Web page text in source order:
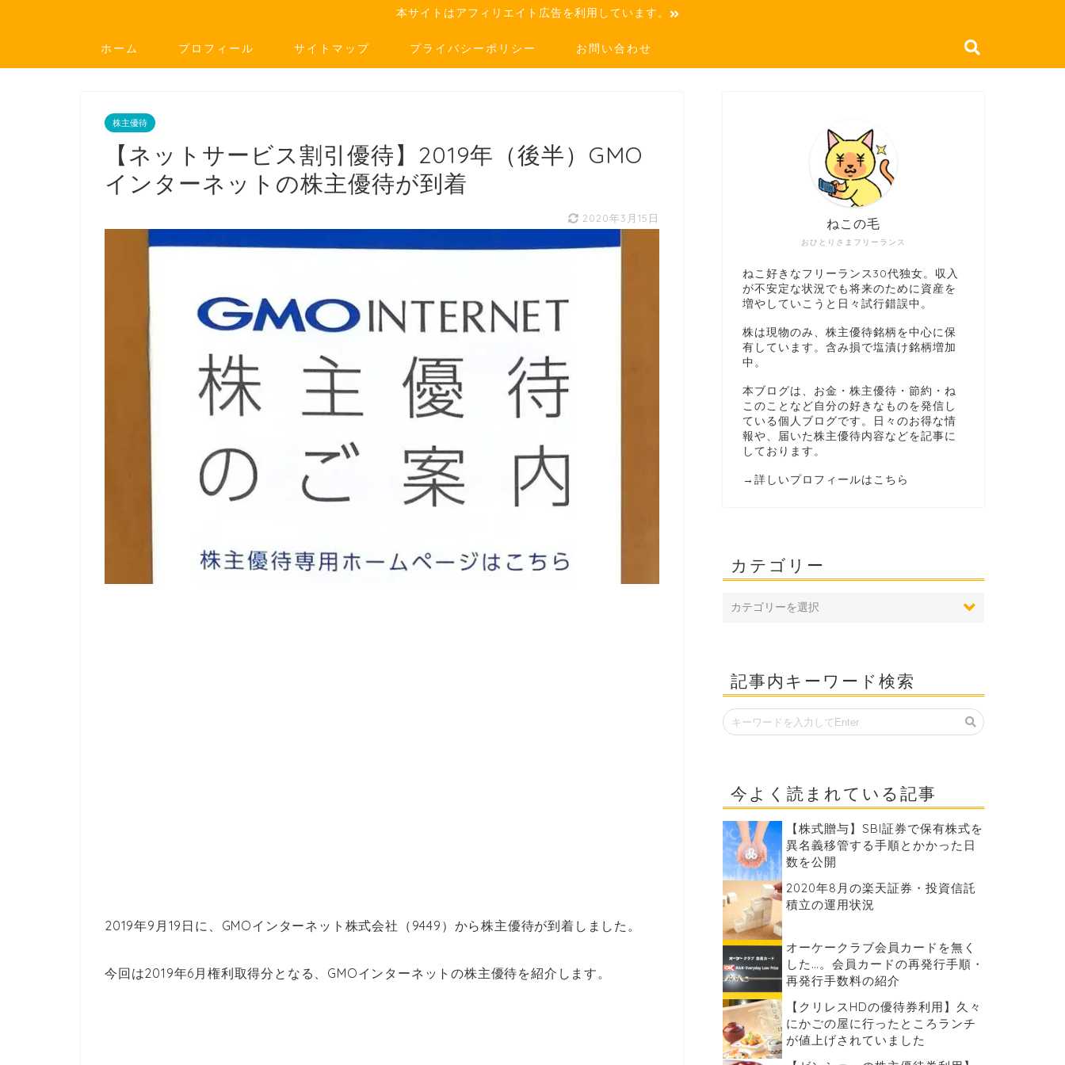
本サイトはアフィリエイト広告を利用しています。
ホーム プロフィール サイトマップ プライバシーポリシー お問い合わせ
株主優待
【ネットサービス割引優待】2019年（後半）GMO
インターネットの株主優待が到着
2020年3月15日
2019年9月19日に、GMOインターネット株式会社（9449）から株主優待が到着しました。
今回は2019年6月権利取得分となる、GMOインターネットの株主優待を紹介します。
おひとりさまフリーランス
ねこの毛
ねこ好きなフリーランス30代独女。収入
が不安定な状況でも将来のために資産を
増やしていこうと日々試行錯誤中。
株は現物のみ、株主優待銘柄を中心に保
有しています。含み損で塩漬け銘柄増加
中。
本ブログは、お金・株主優待・節約・ね
このことなど自分の好きなものを発信し
ている個人ブログです。日々のお得な情
報や、届いた株主優待内容などを記事に
しております。
→ 詳しいプロフィールはこちら
カテゴリー
記事内キーワード検索
今よく読まれている記事
【株式贈与】SBI証券で保有株式を
異名義移管する手順とかかった日
数を公開
2020年8月の楽天証券・投資信託
積立の運用状況
オーケークラブ会員カードを無く
した…。会員カードの再発行手順・
再発行手数料の紹介
【クリレスHDの優待券利用】久々
にかごの屋に行ったところランチ
が値上げされていました